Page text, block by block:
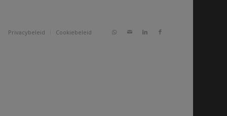
Privacybeleid Cookiebeleid